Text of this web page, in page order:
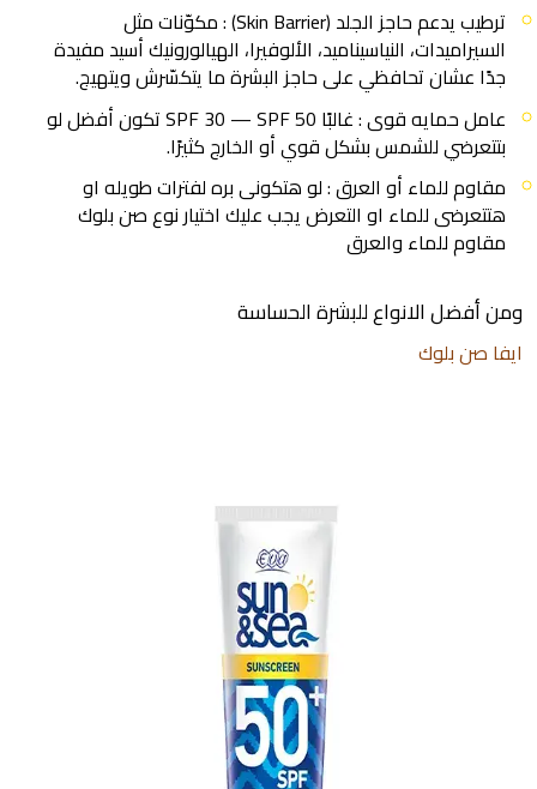
ترطيب يدعم حاجز الجلد (Skin Barrier) : مكوّنات مثل
السيراميدات، النياسيناميد، الألوفيرا، الهيالورونيك أسيد مفيدة
جدًا عشان تحافظي على حاجز البشرة ما يتكسّرش ويتهيج.
عامل حمايه قوى : غالبًا SPF 30 — SPF 50 تكون أفضل لو
بتتعرضي للشمس بشكل قوي أو الخارج كثيرًا.
مقاوم للماء أو العرق : لو هتكونى بره لفترات طويله او
هتتعرضى للماء او التعرض يجب عليك اختيار نوع صن بلوك
مقاوم للماء والعرق
ومن أفضل الانواع للبشرة الحساسة
ايفا صن بلوك